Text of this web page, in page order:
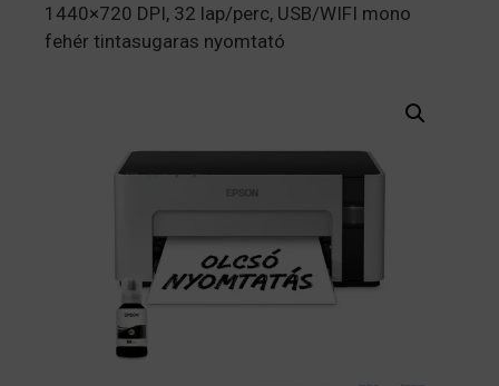
1440×720 DPI, 32 lap/perc, USB/WIFI mono
fehér tintasugaras nyomtató